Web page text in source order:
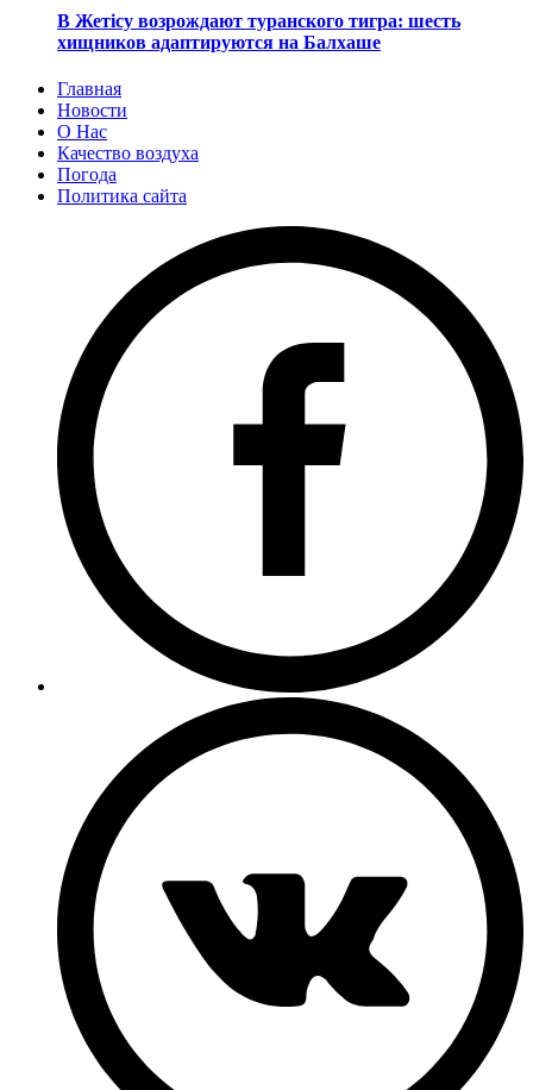
В Жетісу возрождают туранского тигра: шесть
хищников адаптируются на Балхаше
Главная
Новости
О Нас
Качество воздуха
Погода
Политика сайта